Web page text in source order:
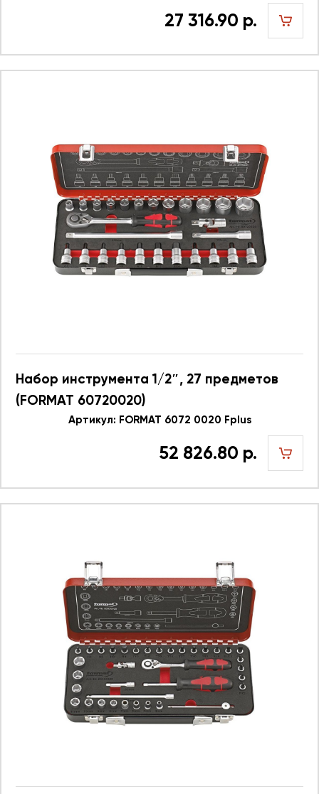
27 316.90 р.
Набор инструмента 1/2″, 27 предметов
(FORMAT 60720020)
Артикул: FORMAT 6072 0020 Fplus
52 826.80 р.